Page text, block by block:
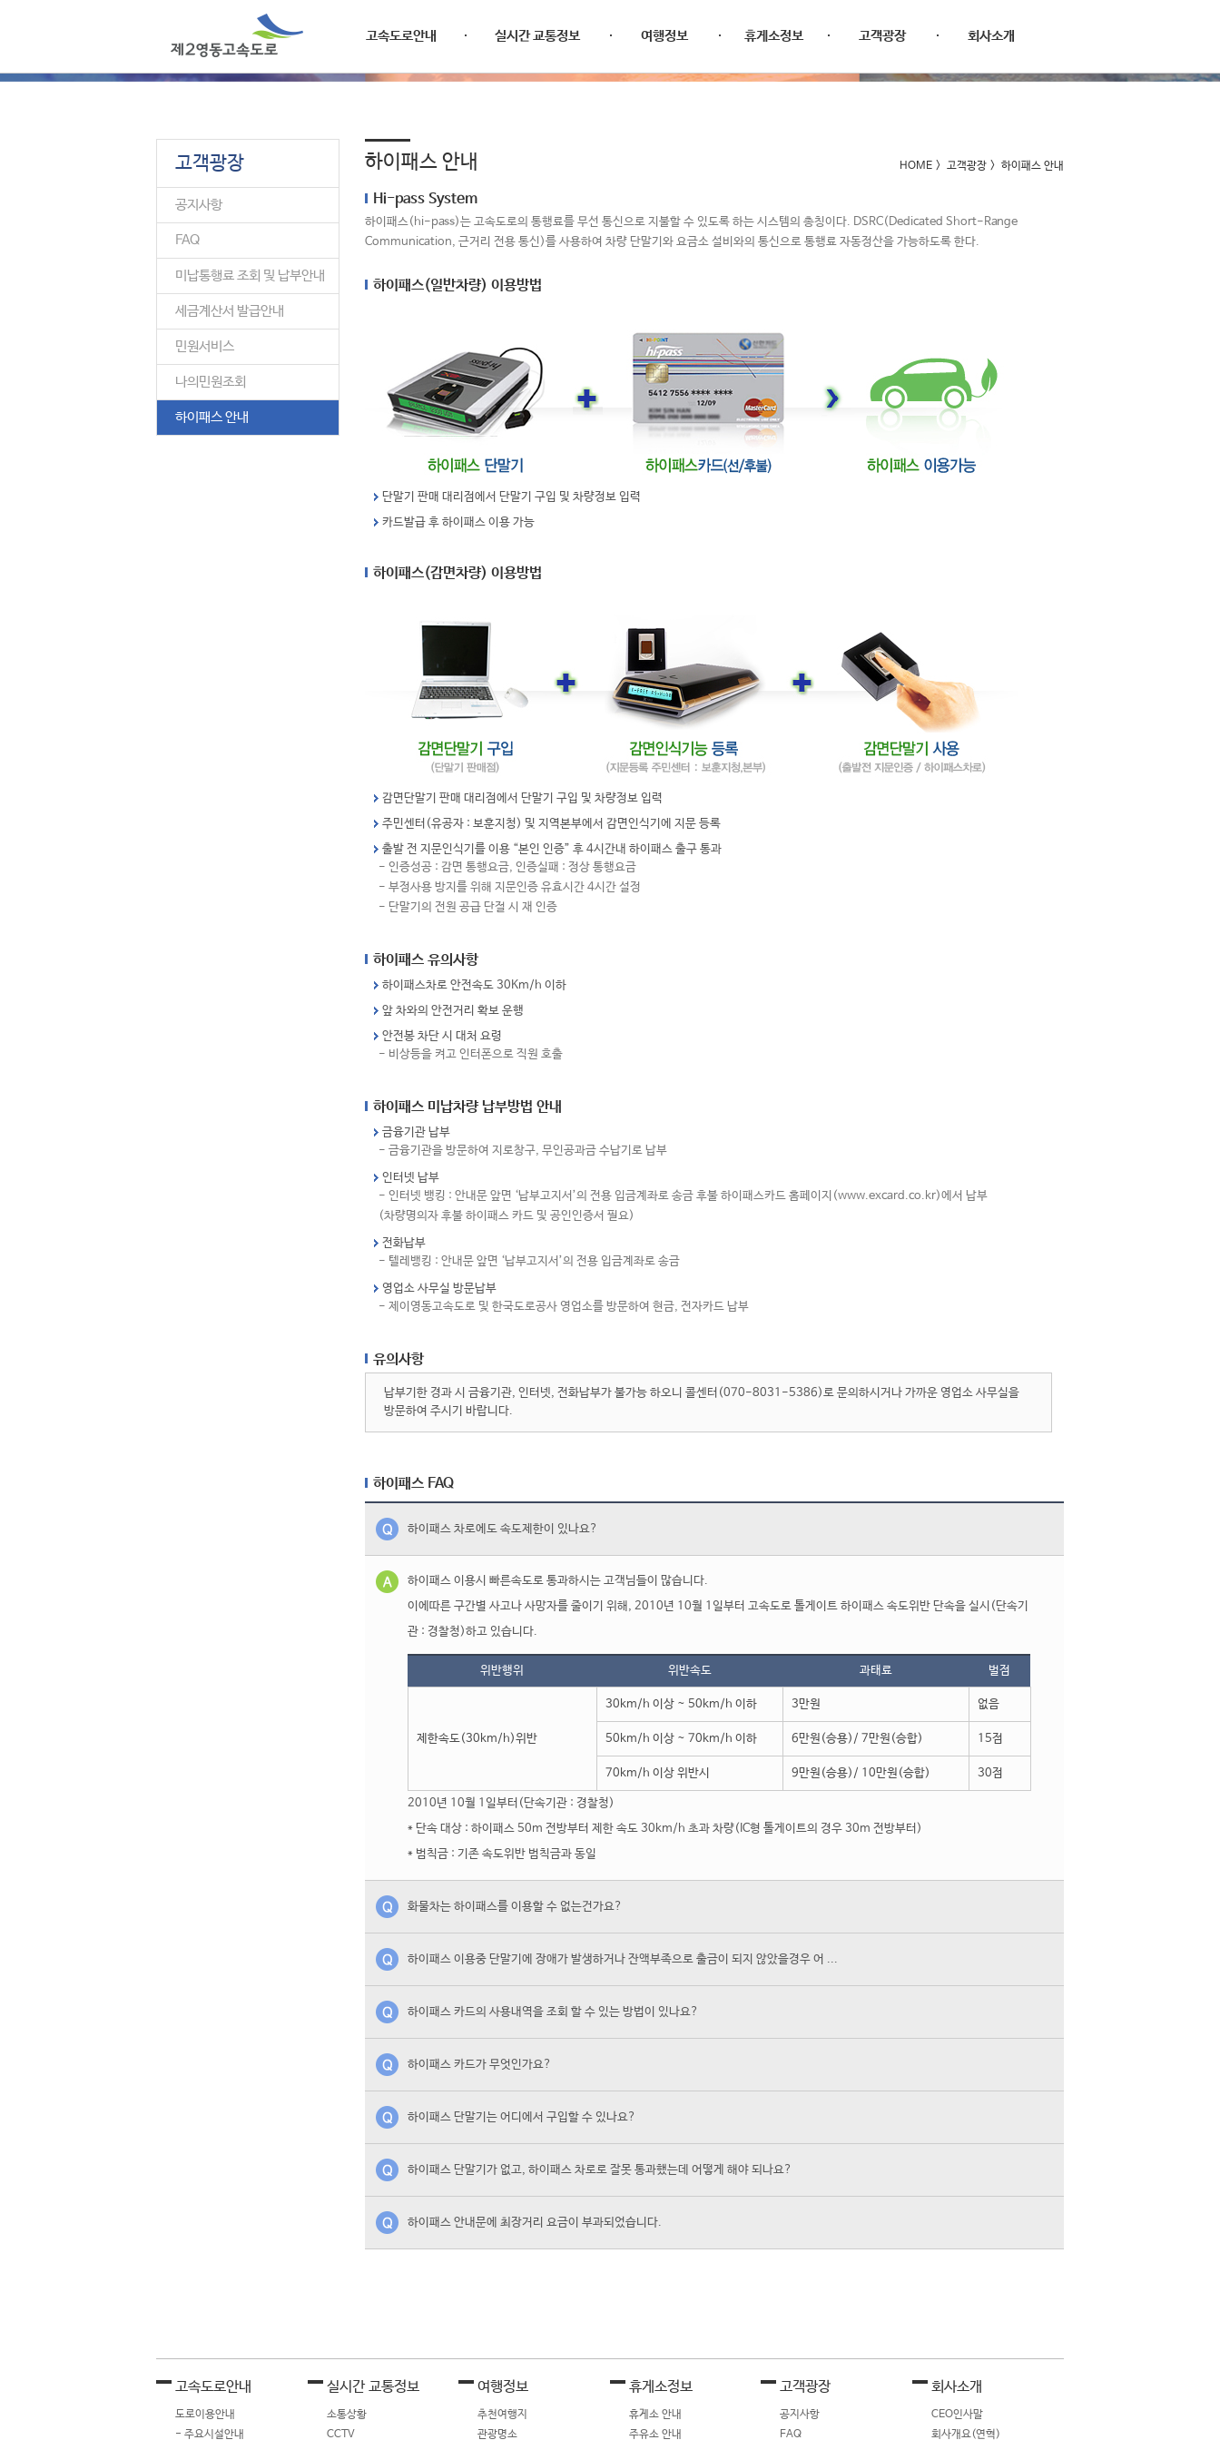
고속도로안내 실시간 교통정보 여행정보 휴게소정보 고객광장 회사소개
고객광장
공지사항
FAQ
미납통행료 조회 및 납부안내
세금계산서 발급안내
민원서비스
나의민원조회
하이패스 안내
하이패스 안내 HOME > 고객광장 > 하이패스 안내
Hi-pass System
하이패스(hi-pass)는 고속도로의 통행료를 무선 통신으로 지불할 수 있도록 하는 시스템의 총칭이다. DSRC(Dedicated Short-Range
Communication, 근거리 전용 통신)를 사용하여 차량 단말기와 요금소 설비와의 통신으로 통행료 자동정산을 가능하도록 한다.
하이패스(일반차량) 이용방법
단말기 판매 대리점에서 단말기 구입 및 차량정보 입력
카드발급 후 하이패스 이용 가능
하이패스(감면차량) 이용방법
감면단말기 판매 대리점에서 단말기 구입 및 차량정보 입력
주민센터(유공자 : 보훈지청) 및 지역본부에서 감면인식기에 지문 등록
출발 전 지문인식기를 이용 “본인 인증” 후 4시간내 하이패스 출구 통과
- 인증성공 : 감면 통행요금, 인증실패 : 정상 통행요금
- 부정사용 방지를 위해 지문인증 유효시간 4시간 설정
- 단말기의 전원 공급 단절 시 재 인증
하이패스 유의사항
하이패스차로 안전속도 30Km/h 이하
앞 차와의 안전거리 확보 운행
안전봉 차단 시 대처 요령
- 비상등을 켜고 인터폰으로 직원 호출
하이패스 미납차량 납부방법 안내
금융기관 납부
- 금융기관을 방문하여 지로창구, 무인공과금 수납기로 납부
인터넷 납부
- 인터넷 뱅킹 : 안내문 앞면 ‘납부고지서’의 전용 입금계좌로 송금 후불 하이패스카드 홈페이지(www.excard.co.kr)에서 납부
(차량명의자 후불 하이패스 카드 및 공인인증서 필요)
전화납부
- 텔레뱅킹 : 안내문 앞면 ‘납부고지서’의 전용 입금계좌로 송금
영업소 사무실 방문납부
- 제이영동고속도로 및 한국도로공사 영업소를 방문하여 현금, 전자카드 납부
유의사항
납부기한 경과 시 금융기관, 인터넷, 전화납부가 불가능 하오니 콜센터(070-8031-5386)로 문의하시거나 가까운 영업소 사무실을
방문하여 주시기 바랍니다.
하이패스 FAQ
하이패스 차로에도 속도제한이 있나요?
하이패스 이용시 빠른속도로 통과하시는 고객님들이 많습니다.
이에따른 구간별 사고나 사망자를 줄이기 위해, 2010년 10월 1일부터 고속도로 톨게이트 하이패스 속도위반 단속을 실시(단속기
관 : 경찰청)하고 있습니다.
위반행위 위반속도 과태료 벌점
제한속도(30km/h)위반
30km/h 이상 ~ 50km/h 이하 3만원 없음
50km/h 이상 ~ 70km/h 이하 6만원(승용)/ 7만원(승합) 15점
70km/h 이상 위반시 9만원(승용)/ 10만원(승합) 30점
2010년 10월 1일부터(단속기관 : 경찰청)
* 단속 대상 : 하이패스 50m 전방부터 제한 속도 30km/h 초과 차량(IC형 톨게이트의 경우 30m 전방부터)
* 범칙금 : 기존 속도위반 범칙금과 동일
화물차는 하이패스를 이용할 수 없는건가요?
하이패스 이용중 단말기에 장애가 발생하거나 잔액부족으로 출금이 되지 않았을경우 어 ...
하이패스 카드의 사용내역을 조회 할 수 있는 방법이 있나요?
하이패스 카드가 무엇인가요?
하이패스 단말기는 어디에서 구입할 수 있나요?
하이패스 단말기가 없고, 하이패스 차로로 잘못 통과했는데 어떻게 해야 되나요?
하이패스 안내문에 최장거리 요금이 부과되었습니다.
고속도로안내 실시간 교통정보 여행정보 휴게소정보 고객광장 회사소개
도로이용안내
- 주요시설안내
소통상황
CCTV
추천여행지
관광명소
휴게소 안내
주유소 안내
공지사항
FAQ
CEO인사말
회사개요(연혁)